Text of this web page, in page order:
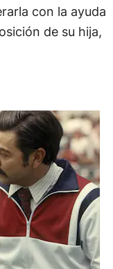
con la ayuda
de su hija,